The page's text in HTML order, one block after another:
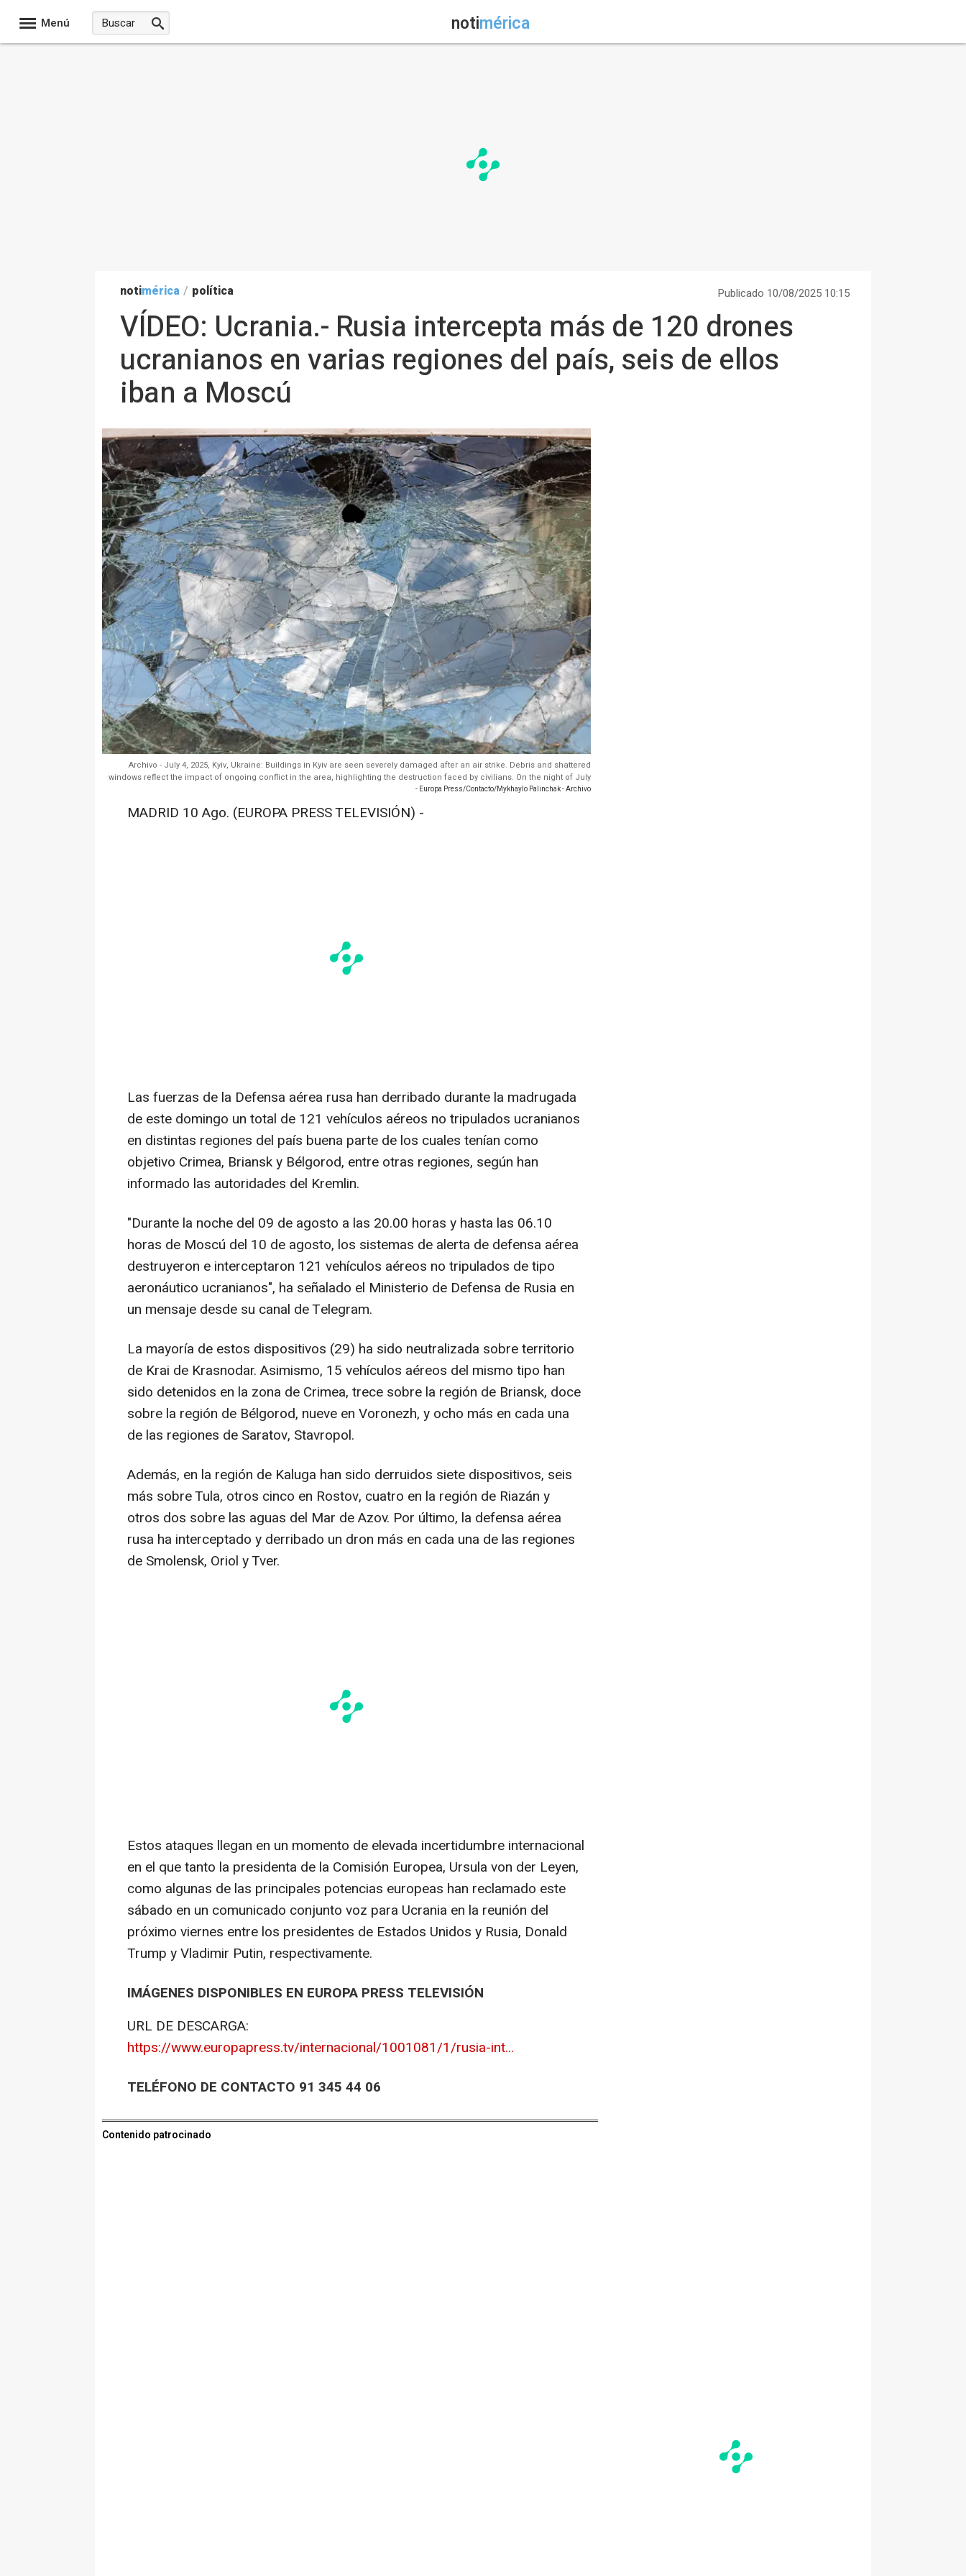
Menú notimérica
notimérica / política Publicado 10/08/2025 10:15
VÍDEO: Ucrania.- Rusia intercepta más de 120 drones
ucranianos en varias regiones del país, seis de ellos
iban a Moscú
Archivo - July 4, 2025, Kyiv, Ukraine: Buildings in Kyiv are seen severely damaged after an air strike. Debris and shattered
windows reflect the impact of ongoing conflict in the area, highlighting the destruction faced by civilians. On the night of July
- Europa Press/Contacto/Mykhaylo Palinchak - Archivo
MADRID 10 Ago. (EUROPA PRESS TELEVISIÓN) -
Las fuerzas de la Defensa aérea rusa han derribado durante la madrugada
de este domingo un total de 121 vehículos aéreos no tripulados ucranianos
en distintas regiones del país buena parte de los cuales tenían como
objetivo Crimea, Briansk y Bélgorod, entre otras regiones, según han
informado las autoridades del Kremlin.
"Durante la noche del 09 de agosto a las 20.00 horas y hasta las 06.10
horas de Moscú del 10 de agosto, los sistemas de alerta de defensa aérea
destruyeron e interceptaron 121 vehículos aéreos no tripulados de tipo
aeronáutico ucranianos", ha señalado el Ministerio de Defensa de Rusia en
un mensaje desde su canal de Telegram.
La mayoría de estos dispositivos (29) ha sido neutralizada sobre territorio
de Krai de Krasnodar. Asimismo, 15 vehículos aéreos del mismo tipo han
sido detenidos en la zona de Crimea, trece sobre la región de Briansk, doce
sobre la región de Bélgorod, nueve en Voronezh, y ocho más en cada una
de las regiones de Saratov, Stavropol.
Además, en la región de Kaluga han sido derruidos siete dispositivos, seis
más sobre Tula, otros cinco en Rostov, cuatro en la región de Riazán y
otros dos sobre las aguas del Mar de Azov. Por último, la defensa aérea
rusa ha interceptado y derribado un dron más en cada una de las regiones
de Smolensk, Oriol y Tver.
Estos ataques llegan en un momento de elevada incertidumbre internacional
en el que tanto la presidenta de la Comisión Europea, Ursula von der Leyen,
como algunas de las principales potencias europeas han reclamado este
sábado en un comunicado conjunto voz para Ucrania en la reunión del
próximo viernes entre los presidentes de Estados Unidos y Rusia, Donald
Trump y Vladimir Putin, respectivamente.
IMÁGENES DISPONIBLES EN EUROPA PRESS TELEVISIÓN
URL DE DESCARGA:
https://www.europapress.tv/internacional/1001081/1/rusia-int...
TELÉFONO DE CONTACTO 91 345 44 06
Contenido patrocinado